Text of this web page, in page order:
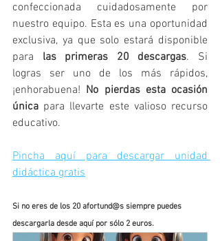
confeccionada cuidadosamente por
nuestro equipo. Esta es una oportunidad
exclusiva, ya que solo estará disponible
para las primeras 20 descargas. Si
logras ser uno de los más rápidos,
¡enhorabuena! No pierdas esta ocasión
única para llevarte este valioso recurso
educativo.
Pincha aquí para descargar unidad
didáctica gratis
Si no eres de los 20 afortund@s siempre puedes
descargarla desde aquí por sólo 2 euros.